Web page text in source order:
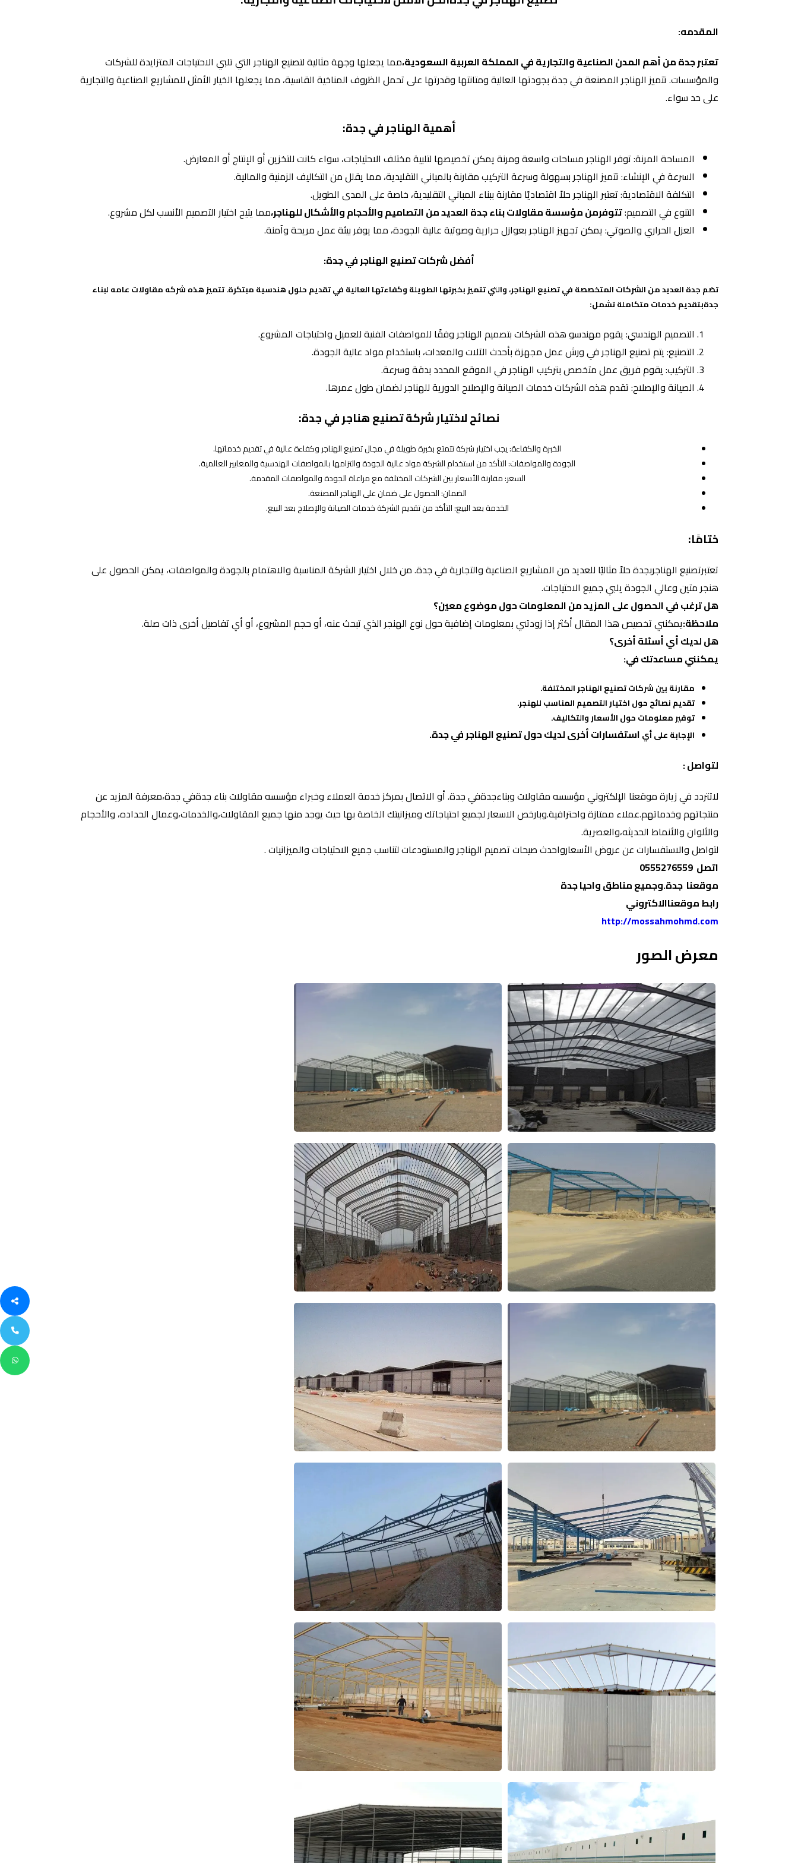
المقدمه:
تعتبر جدة من أهم المدن الصناعية والتجارية في المملكة العربية السعودية،مما يجعلها وجهة مثالية لتصنيع الهناجر التي تلبي الاحتياجات المتزايدة للشركات
والمؤسسات. تتميز الهناجر المصنعة في جدة بجودتها العالية ومتانتها وقدرتها على تحمل الظروف المناخية القاسية، مما يجعلها الخيار الأمثل للمشاريع الصناعية والتجارية
على حد سواء.
أهمية الهناجر في جدة:
المساحة المرنة: توفر الهناجر مساحات واسعة ومرنة يمكن تخصيصها لتلبية مختلف الاحتياجات، سواء كانت للتخزين أو الإنتاج أو المعارض.
السرعة في الإنشاء: تتميز الهناجر بسهولة وسرعة التركيب مقارنة بالمباني التقليدية، مما يقلل من التكاليف الزمنية والمالية.
التكلفة الاقتصادية: تعتبر الهناجر حلاً اقتصاديًا مقارنة ببناء المباني التقليدية، خاصة على المدى الطويل.
التنوع في التصميم:تتوفرمن مؤسسة مقاولات بناء جدة العديد من التصاميم والأحجام والأشكال للهناجر،مما يتيح اختيار التصميم الأنسب لكل مشروع.
العزل الحراري والصوتي: يمكن تجهيز الهناجر بعوازل حرارية وصوتية عالية الجودة، مما يوفر بيئة عمل مريحة وآمنة.
أفضل شركات تصنيع الهناجر في جدة:
تضم جدة العديد من الشركات المتخصصة في تصنيع الهناجر، والتي تتميز بخبرتها الطويلة وكفاءتها العالية في تقديم حلول هندسية مبتكرة. تتميز هذه شركه مقاولات عامه لبناء
جدةبتقديم خدمات متكاملة تشمل:
التصميم الهندسي: يقوم مهندسو هذه الشركات بتصميم الهناجر وفقًا للمواصفات الفنية للعميل واحتياجات المشروع.
التصنيع: يتم تصنيع الهناجر في ورش عمل مجهزة بأحدث الآلات والمعدات، باستخدام مواد عالية الجودة.
التركيب: يقوم فريق عمل متخصص بتركيب الهناجر في الموقع المحدد بدقة وسرعة.
الصيانة والإصلاح: تقدم هذه الشركات خدمات الصيانة والإصلاح الدورية للهناجر لضمان طول عمرها.
نصائح لاختيار شركة تصنيع هناجر في جدة:
الخبرة والكفاءة: يجب اختيار شركة تتمتع بخبرة طويلة في مجال تصنيع الهناجر وكفاءة عالية في تقديم خدماتها.
الجودة والمواصفات: التأكد من استخدام الشركة مواد عالية الجودة والتزامها بالمواصفات الهندسية والمعايير العالمية.
السعر: مقارنة الأسعار بين الشركات المختلفة مع مراعاة الجودة والمواصفات المقدمة.
الضمان: الحصول على ضمان على الهناجر المصنعة.
الخدمة بعد البيع: التأكد من تقديم الشركة خدمات الصيانة والإصلاح بعد البيع.
ختامًا:
تعتبرتصنيع الهناجربجدة حلاً مثاليًا للعديد من المشاريع الصناعية والتجارية في جدة. من خلال اختيار الشركة المناسبة والاهتمام بالجودة والمواصفات، يمكن الحصول على
هنجر متين وعالي الجودة يلبي جميع الاحتياجات.
هل ترغب في الحصول على المزيد من المعلومات حول موضوع معين؟
ملاحظة:يمكنني تخصيص هذا المقال أكثر إذا زودتني بمعلومات إضافية حول نوع الهنجر الذي تبحث عنه، أو حجم المشروع، أو أي تفاصيل أخرى ذات صلة.
هل لديك أي أسئلة أخرى؟
يمكنني مساعدتك في:
مقارنة بين شركات تصنيع الهناجر المختلفة.
تقديم نصائح حول اختيار التصميم المناسب للهنجر.
توفير معلومات حول الأسعار والتكاليف.
الإجابة على أي استفسارات أخرى لديك حول تصنيع الهناجر في جدة.
لتواصل :
لاتتردد في زيارة موقعنا الإلكتروني مؤسسه مقاولات وبناءجدةفي جدة. أو الاتصال بمركز خدمة العملاء وخبراء مؤسسه مقاولات بناء جدةفي جدة،معرفة المزيد عن
منتجاتهم وخدماتهم.عملاء ممتازة واحترافية.وبارخص الاسعار لجميع احتياجاتك وميزانيتك الخاصة بها حيث يوجد منها جميع المقاولات،والخدمات،وعمال الحداده، والأحجام
والألوان والأنماط الحديثه،والعصرية.
لتواصل والاستفسارات عن عروض الأسعارواحدث صيحات تصميم الهناجر والمستودعات لتناسب جميع الاحتياجات والميزانيات .
اتصل 0555276559
موقعنا جدة.وجميع مناطق واحيا جدة
رابط موقعناالاكتروني
http://mossahmohmd.com
معرض الصور